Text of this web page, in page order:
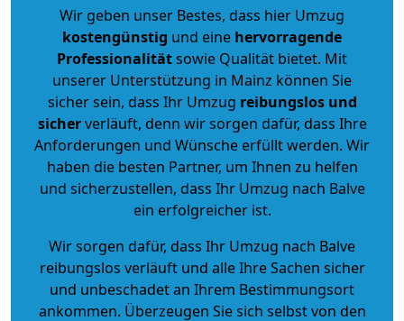
Wir geben unser Bestes, dass hier Umzug
kostengünstig und eine hervorragende
Professionalitätsowie Qualität bietet. Mit
unserer Unterstützung in Mainz können Sie
sicher sein, dass Ihr Umzug reibungslos und
sicherverläuft, denn wir sorgen dafür, dass Ihre
Anforderungen und Wünsche erfüllt werden. Wir
haben die besten Partner, um Ihnen zu helfen
und sicherzustellen, dass Ihr Umzug nach Balve
ein erfolgreicher ist.
Wir sorgen dafür, dass Ihr Umzug nach Balve
reibungslos verläuft und alle Ihre Sachen sicher
und unbeschadet an Ihrem Bestimmungsort
ankommen. Überzeugen Sie sich selbst von den